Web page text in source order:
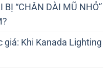
“CHÂN DÀI MŨ NHỎ”
Khi Kanada Lighting